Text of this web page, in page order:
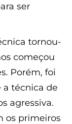
ser
tornou-
começou
Porém, foi
a técnica de
agressiva.
os primeiros